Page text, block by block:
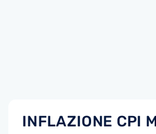
INFLAZIONE CPI